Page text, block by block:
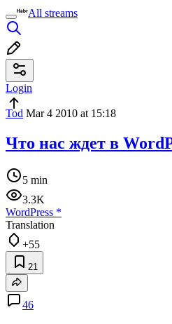
All streams
Login
Tod Mar 4 2010 at 15:18
Что нас ждет в
5 min
3.3K
WordPress *
Translation
+55
21
46